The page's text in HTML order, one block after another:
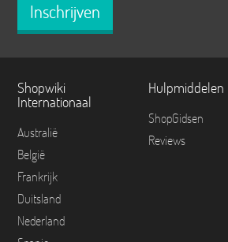
Inschrijven
Shopwiki
Internationaal
Australië
België
Frankrijk
Duitsland
Nederland
Hulpmiddelen
ShopGidsen
Reviews